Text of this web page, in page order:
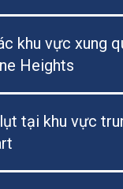
khu vực xung
Heights
tại khu vực